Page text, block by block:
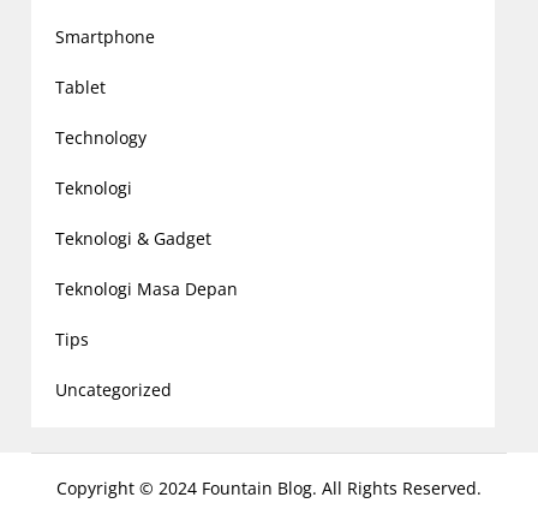
Smartphone
Tablet
Technology
Teknologi
Teknologi & Gadget
Teknologi Masa Depan
Tips
Uncategorized
Copyright © 2024 Fountain Blog. All Rights Reserved.